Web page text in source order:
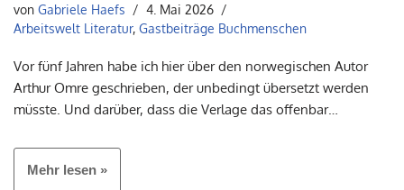
von Gabriele Haefs
4. Mai 2026
Arbeitswelt Literatur, Gastbeiträge Buchmenschen
Vor fünf Jahren habe ich hier über den norwegischen Autor
Arthur Omre geschrieben, der unbedingt übersetzt werden
müsste. Und darüber, dass die Verlage das offenbar…
Mehr lesen »